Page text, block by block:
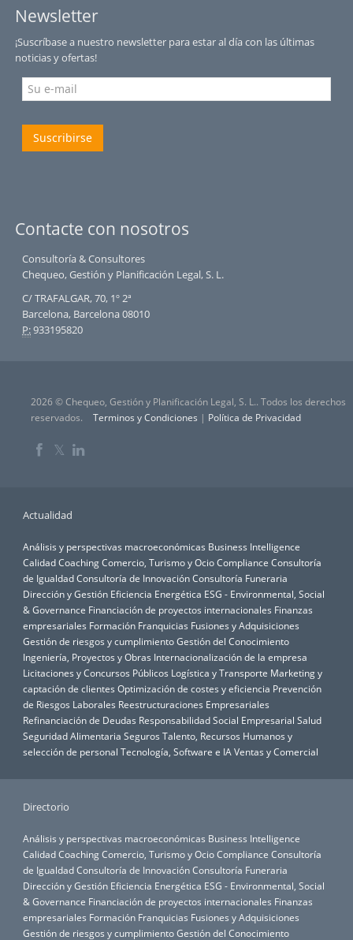
Newsletter
¡Suscríbase a nuestro newsletter para estar al día con las últimas
noticias y ofertas!
Suscribirse
Contacte con nosotros
Consultoría & Consultores
Chequeo, Gestión y Planificación Legal, S. L.
C/ TRAFALGAR, 70, 1º 2ª
Barcelona, Barcelona 08010
P:933195820
2026 © Chequeo, Gestión y Planificación Legal, S. L.. Todos los derechos
reservados.
Terminos y Condiciones | Política de Privacidad
𝕏
Actualidad
Análisis y perspectivas macroeconómicas Business Intelligence
CalidadCoachingComercio, Turismo y OcioCompliance Consultoría
de IgualdadConsultoría de InnovaciónConsultoría Funeraria
Dirección y Gestión Eficiencia Energética ESG - Environmental, Social
& Governance Financiación de proyectos internacionales Finanzas
empresariales Formación Franquicias Fusiones y Adquisiciones
Gestión de riesgos y cumplimientoGestión del Conocimiento
Ingeniería, Proyectos y Obras Internacionalización de la empresa
Licitaciones y Concursos Públicos Logística y Transporte Marketing y
captación de clientes Optimización de costes y eficiencia Prevención
de Riesgos Laborales Reestructuraciones Empresariales
Refinanciación de Deudas Responsabilidad Social Empresarial Salud
Seguridad Alimentaria Seguros Talento, Recursos Humanos y
selección de personal Tecnología, Software e IA Ventas y Comercial
Directorio
Análisis y perspectivas macroeconómicas Business Intelligence
CalidadCoachingComercio, Turismo y OcioCompliance Consultoría
de IgualdadConsultoría de InnovaciónConsultoría Funeraria
Dirección y Gestión Eficiencia Energética ESG - Environmental, Social
& Governance Financiación de proyectos internacionales Finanzas
empresariales Formación Franquicias Fusiones y Adquisiciones
Gestión de riesgos y cumplimientoGestión del Conocimiento